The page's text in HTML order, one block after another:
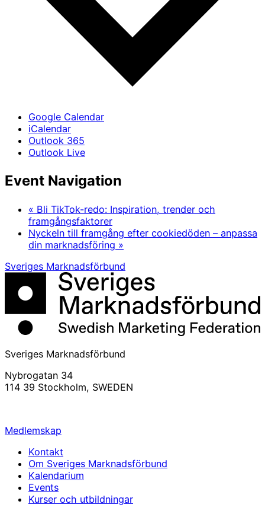
Google Calendar
iCalendar
Outlook 365
Outlook Live
Event Navigation
« Bli TikTok-redo: Inspiration, trender och
framgångsfaktorer
Nyckeln till framgång efter cookiedöden – anpassa
din marknadsföring »
Sveriges Marknadsförbund
Sveriges Marknadsförbund
Nybrogatan 34
114 39 Stockholm, SWEDEN
Medlemskap
Kontakt
Om Sveriges Marknadsförbund
Kalendarium
Events
Kurser och utbildningar